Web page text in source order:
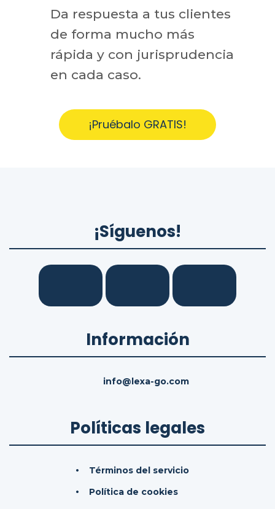
Da respuesta a tus clientes
de forma mucho más
rápida y con jurisprudencia
en cada caso.
¡Pruébalo GRATIS!
¡Síguenos!
Información
info@lexa-go.com
Políticas legales
Términos del servicio
Política de cookies